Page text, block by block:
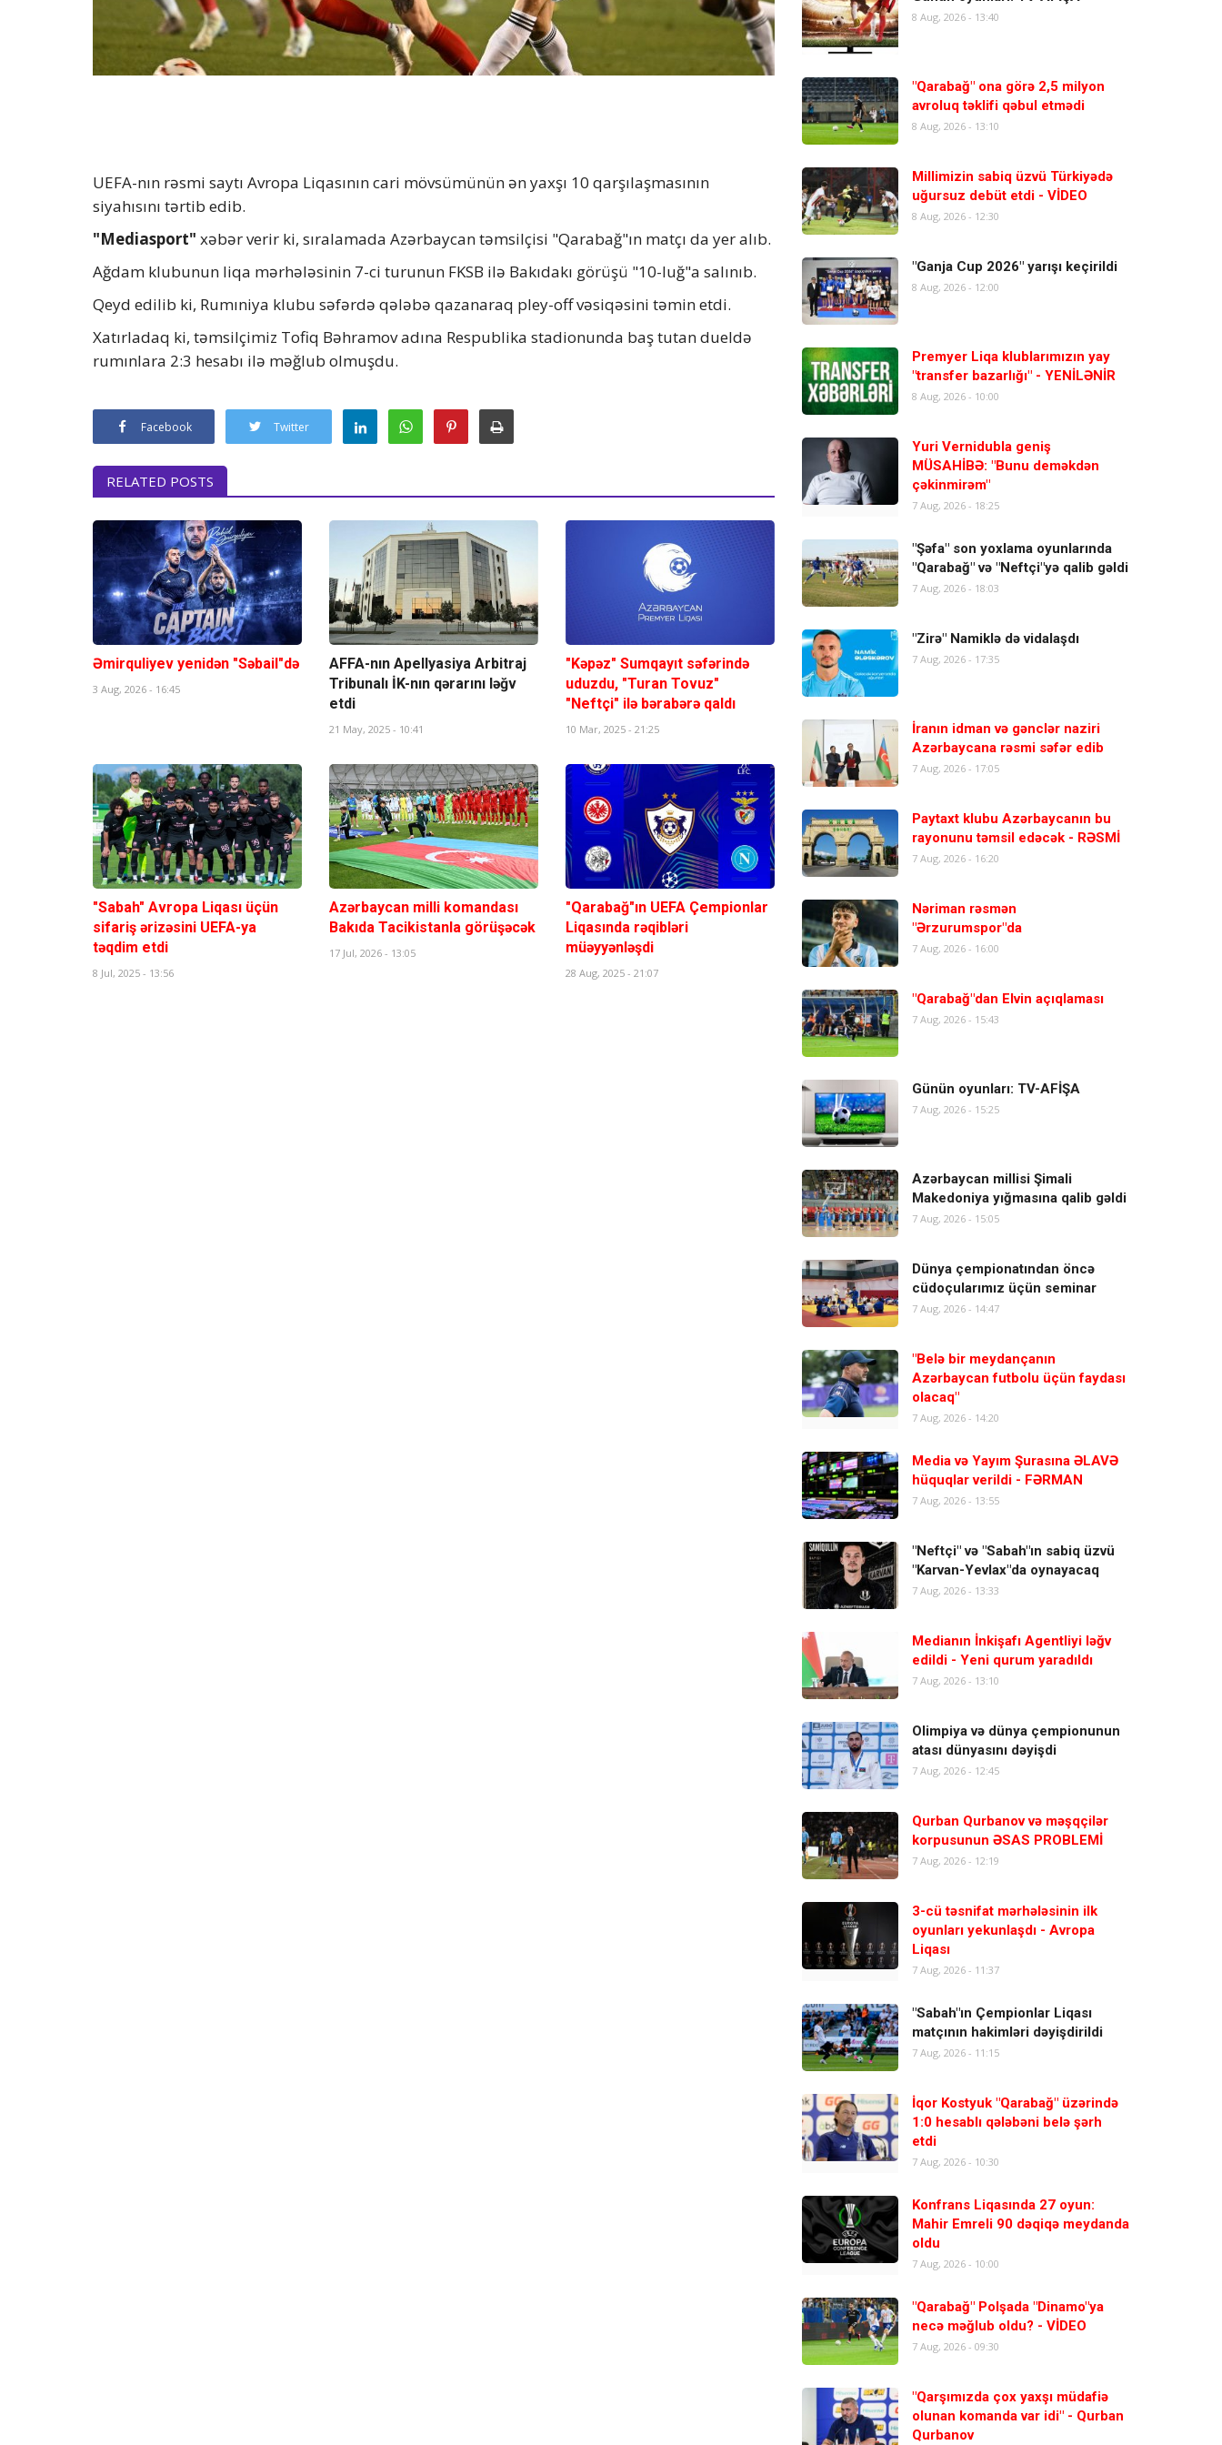
UEFA-nın rəsmi saytı Avropa Liqasının cari mövsümünün ən yaxşı 10 qarşılaşmasının
siyahısını tərtib edib.
"Mediasport" xəbər verir ki, sıralamada Azərbaycan təmsilçisi "Qarabağ"ın matçı da yer alıb.
Ağdam klubunun liqa mərhələsinin 7-ci turunun FKSB ilə Bakıdakı görüşü "10-luğ"a salınıb.
Qeyd edilib ki, Rumıniya klubu səfərdə qələbə qazanaraq pley-off vəsiqəsini təmin etdi.
Xatırladaq ki, təmsilçimiz Tofiq Bəhramov adına Respublika stadionunda baş tutan dueldə
rumınlara 2:3 hesabı ilə məğlub olmuşdu.
Facebook Twitter
RELATED POSTS
Əmirquliyev yenidən "Səbail"də
3 Aug, 2026 - 16:45
AFFA-nın Apellyasiya Arbitraj
Tribunalı İK-nın qərarını ləğv
etdi
21 May, 2025 - 10:41
"Kəpəz" Sumqayıt səfərində
uduzdu, "Turan Tovuz"
"Neftçi" ilə bərabərə qaldı
10 Mar, 2025 - 21:25
"Sabah" Avropa Liqası üçün
sifariş ərizəsini UEFA-ya
təqdim etdi
8 Jul, 2025 - 13:56
Azərbaycan milli komandası
Bakıda Tacikistanla görüşəcək
17 Jul, 2026 - 13:05
"Qarabağ"ın UEFA Çempionlar
Liqasında rəqibləri
müəyyənləşdi
28 Aug, 2025 - 21:07
8 Aug, 2026 - 13:40
"Qarabağ" ona görə 2,5 milyon
avroluq təklifi qəbul etmədi
8 Aug, 2026 - 13:10
Millimizin sabiq üzvü Türkiyədə
uğursuz debüt etdi - VİDEO
8 Aug, 2026 - 12:30
"Ganja Cup 2026" yarışı keçirildi
8 Aug, 2026 - 12:00
Premyer Liqa klublarımızın yay
"transfer bazarlığı" - YENİLƏNİR
8 Aug, 2026 - 10:00
Yuri Vernidubla geniş
MÜSAHİBƏ: "Bunu deməkdən
çəkinmirəm"
7 Aug, 2026 - 18:25
"Şəfa" son yoxlama oyunlarında
"Qarabağ" və "Neftçi"yə qalib gəldi
7 Aug, 2026 - 18:03
"Zirə" Namiklə də vidalaşdı
7 Aug, 2026 - 17:35
İranın idman və gənclər naziri
Azərbaycana rəsmi səfər edib
7 Aug, 2026 - 17:05
Paytaxt klubu Azərbaycanın bu
rayonunu təmsil edəcək - RƏSMİ
7 Aug, 2026 - 16:20
Nəriman rəsmən
"Ərzurumspor"da
7 Aug, 2026 - 16:00
"Qarabağ"dan Elvin açıqlaması
7 Aug, 2026 - 15:43
Günün oyunları: TV-AFİŞA
7 Aug, 2026 - 15:25
Azərbaycan millisi Şimali
Makedoniya yığmasına qalib gəldi
7 Aug, 2026 - 15:05
Dünya çempionatından öncə
cüdoçularımız üçün seminar
7 Aug, 2026 - 14:47
"Belə bir meydançanın
Azərbaycan futbolu üçün faydası
olacaq"
7 Aug, 2026 - 14:20
Media və Yayım Şurasına ƏLAVƏ
hüquqlar verildi - FƏRMAN
7 Aug, 2026 - 13:55
"Neftçi" və "Sabah"ın sabiq üzvü
"Karvan-Yevlax"da oynayacaq
7 Aug, 2026 - 13:33
Medianın İnkişafı Agentliyi ləğv
edildi - Yeni qurum yaradıldı
7 Aug, 2026 - 13:10
Olimpiya və dünya çempionunun
atası dünyasını dəyişdi
7 Aug, 2026 - 12:45
Qurban Qurbanov və məşqçilər
korpusunun ƏSAS PROBLEMİ
7 Aug, 2026 - 12:19
3-cü təsnifat mərhələsinin ilk
oyunları yekunlaşdı - Avropa
Liqası
7 Aug, 2026 - 11:37
"Sabah"ın Çempionlar Liqası
matçının hakimləri dəyişdirildi
7 Aug, 2026 - 11:15
İqor Kostyuk "Qarabağ" üzərində
1:0 hesablı qələbəni belə şərh
etdi
7 Aug, 2026 - 10:30
Konfrans Liqasında 27 oyun:
Mahir Emreli 90 dəqiqə meydanda
oldu
7 Aug, 2026 - 10:00
"Qarabağ" Polşada "Dinamo"ya
necə məğlub oldu? - VİDEO
7 Aug, 2026 - 09:30
"Qarşımızda çox yaxşı müdafiə
olunan komanda var idi" - Qurban
Qurbanov